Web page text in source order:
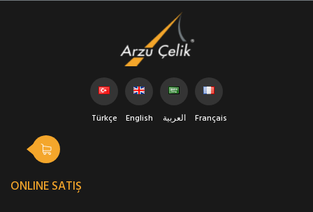
Türkçe English العربية Français
ONLINE SATIŞ